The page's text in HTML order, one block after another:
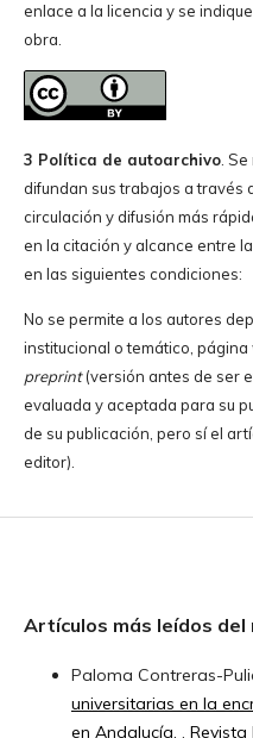
enlace a la licencia y se
obra.
3 Política de autoarchivo. Se
difundan sus trabajos a través
circulación y difusión más
en la citación y alcance entre
en las siguientes condiciones:
No se permite a los autores
institucional o temático,
preprint(versión antes de ser
evaluada y aceptada para su
de su publicación, pero sí el
editor).
Artículos más leídos del
Paloma Contreras-
universitarias en la
en Andalucía. , Revista